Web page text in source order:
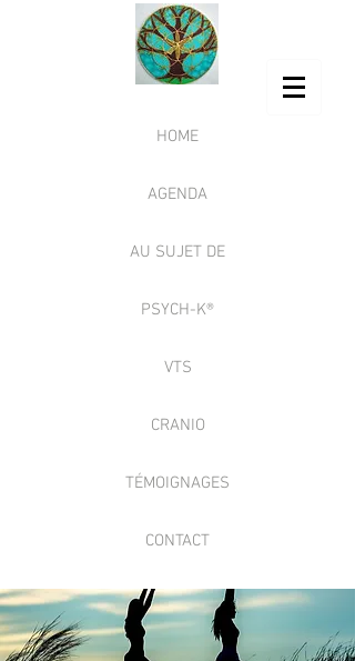
HOME
AGENDA
AU SUJET DE
PSYCH-K®
VTS
CRANIO
TÉMOIGNAGES
CONTACT